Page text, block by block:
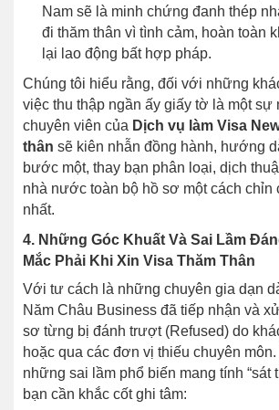
Nam sẽ là minh chứng đanh thép
đi thăm thân vì tình cảm, hoàn toàn
lại lao động bất hợp pháp.
Chúng tôi hiểu rằng, đối với những
việc thu thập ngần ấy giấy tờ là một sự
chuyên viên của Dịch vụ làm Visa
thân sẽ kiên nhẫn đồng hành, hướng
bước một, thay bạn phân loại, dịch
nhà nước toàn bộ hồ sơ một cách chỉn
nhất.
4. Những Góc Khuất Và Sai Lầm
Mắc Phải Khi Xin Visa Thăm Thân
Với tư cách là những chuyên gia dạn
Năm Châu Business đã tiếp nhận và
sơ từng bị đánh trượt (Refused) do
hoặc qua các đơn vị thiếu chuyên
những sai lầm phổ biến mang tính “sát
bạn cần khắc cốt ghi tâm: